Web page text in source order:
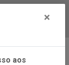
nosso APP
0
×
aos